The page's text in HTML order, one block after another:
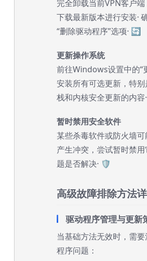
完全卸载当前VPN客户
下载最新版本进行安装·
“删除驱动程序”选项· 🔄
更新操作系统
前往Windows设置中的“
安装所有可选更新，特
栈和内核安全更新的内容·
暂时禁用安全软件
某些杀毒软件或防火墙
产生冲突，尝试暂时禁
题是否解决· 🛡️
高级故障排除方法
驱动程序管理与更新
当基础方法无效时，需
程序问题：